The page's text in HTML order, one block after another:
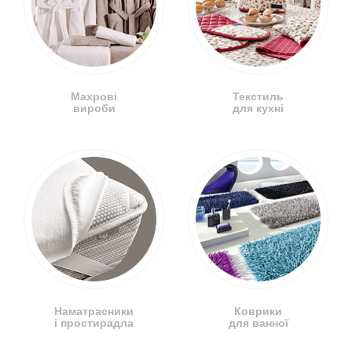
Махрові
вироби
Наматрасники
і простирадла
Текстиль
для кухні
Коврики
для ванної